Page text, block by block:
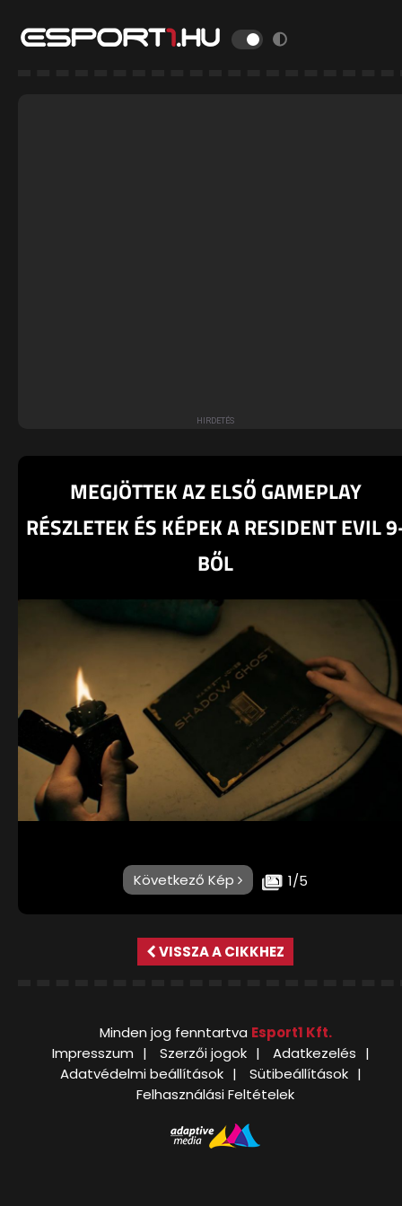
MEGJÖTTEK AZ ELSŐ GAMEPLAY
RÉSZLETEK ÉS KÉPEK A RESIDENT EVIL
BŐL
1/5
Következő Kép
VISSZA A CIKKHEZ
Minden jog fenntartva Esport1 Kft.
Impresszum
Szerzői jogok
Adatkezelés
Adatvédelmi beállítások
Sütibeállítások
Felhasználási Feltételek